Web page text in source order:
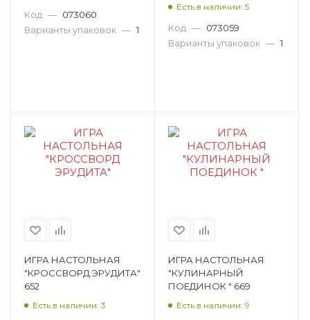
Код — 073060
Варианты упаковок — 1
Есть в наличии: 5
Код — 073059
Варианты упаковок — 1
ИГРА НАСТОЛЬНАЯ
"КРОССВОРД ЭРУДИТА"
652
Есть в наличии: 3
ИГРА НАСТОЛЬНАЯ
"КУЛИНАРНЫЙ
ПОЕДИНОК " 669
Есть в наличии: 9